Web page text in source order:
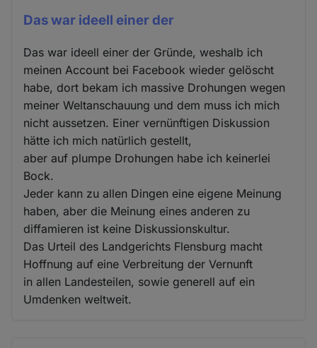
Das war ideell einer der
Das war ideell einer der Gründe, weshalb ich
meinen Account bei Facebook wieder gelöscht
habe, dort bekam ich massive Drohungen wegen
meiner Weltanschauung und dem muss ich mich
nicht aussetzen. Einer vernünftigen Diskussion
hätte ich mich natürlich gestellt,
aber auf plumpe Drohungen habe ich keinerlei
Bock.
Jeder kann zu allen Dingen eine eigene Meinung
haben, aber die Meinung eines anderen zu
diffamieren ist keine Diskussionskultur.
Das Urteil des Landgerichts Flensburg macht
Hoffnung auf eine Verbreitung der Vernunft
in allen Landesteilen, sowie generell auf ein
Umdenken weltweit.